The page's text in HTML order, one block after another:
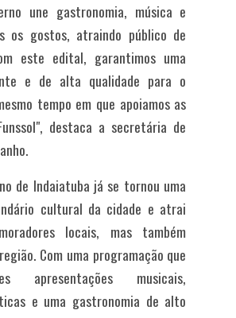
une gastronomia, música e
os gostos, atraindo público de
este edital, garantimos uma
e de alta qualidade para o
tempo em que apoiamos as
destaca a secretária de
.
de Indaiatuba já se tornou uma
cultural da cidade e atrai
locais, mas também
Com uma programação que
apresentações musicais,
e uma gastronomia de alto